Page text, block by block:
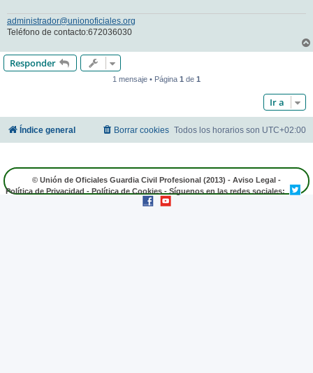
administrador@unionoficiales.org
Teléfono de contacto:672036030
Responder
1 mensaje • Página 1 de 1
Ir a
Índice general Todos los horarios son UTC+02:00
Borrar cookies
© Unión de Oficiales Guardia Civil Profesional (2013) - Aviso Legal -
Política de Privacidad - Política de Cookies - Síguenos en las redes sociales: